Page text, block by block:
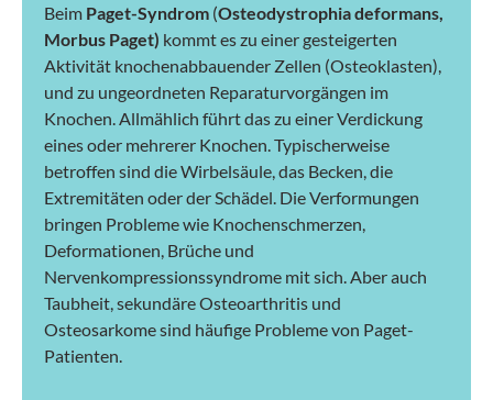
Beim Paget-Syndrom (Osteodystrophia deformans,
Morbus Paget) kommt es zu einer gesteigerten
Aktivität knochenabbauender Zellen (Osteoklasten),
und zu ungeordneten Reparaturvorgängen im
Knochen. Allmählich führt das zu einer Verdickung
eines oder mehrerer Knochen. Typischerweise
betroffen sind die Wirbelsäule, das Becken, die
Extremitäten oder der Schädel. Die Verformungen
bringen Probleme wie Knochenschmerzen,
Deformationen, Brüche und
Nervenkompressionssyndrome mit sich. Aber auch
Taubheit, sekundäre Osteoarthritis und
Osteosarkome sind häufige Probleme von Paget-
Patienten.